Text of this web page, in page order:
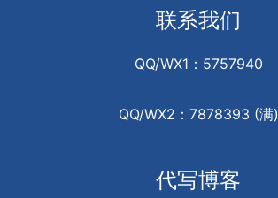
联系我们
QQ/WX1：5757940
QQ/WX2：7878393 (满)
代写博客